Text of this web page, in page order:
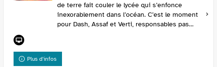
de terre fait couler le lycée qui s’enfonce
inexorablement dans l’océan. C’est le moment
pour Dash, Assaf et Verti, responsables pas
Plus d'infos